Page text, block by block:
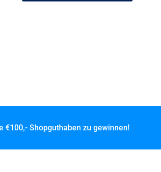
€100,- Shopguthaben zu gewinnen!